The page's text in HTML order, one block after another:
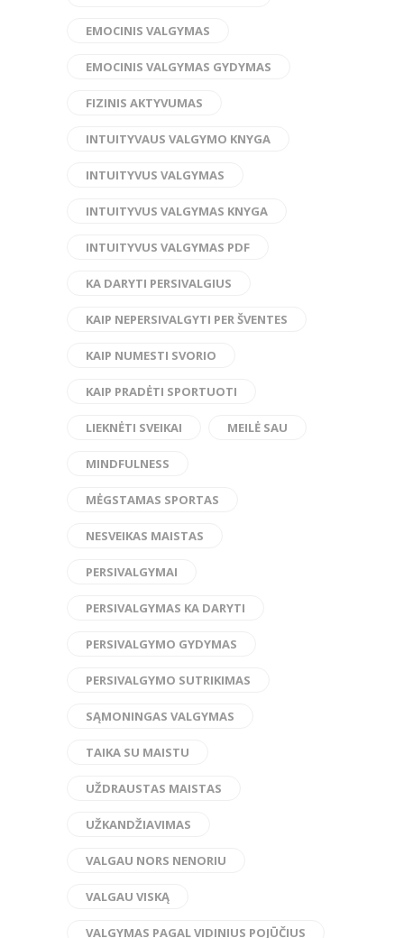
EMOCINIS VALGYMAS
EMOCINIS VALGYMAS GYDYMAS
FIZINIS AKTYVUMAS
INTUITYVAUS VALGYMO KNYGA
INTUITYVUS VALGYMAS
INTUITYVUS VALGYMAS KNYGA
INTUITYVUS VALGYMAS PDF
KA DARYTI PERSIVALGIUS
KAIP NEPERSIVALGYTI PER ŠVENTES
KAIP NUMESTI SVORIO
KAIP PRADĖTI SPORTUOTI
LIEKNĖTI SVEIKAI MEILĖ SAU
MINDFULNESS
MĖGSTAMAS SPORTAS
NESVEIKAS MAISTAS
PERSIVALGYMAI
PERSIVALGYMAS KA DARYTI
PERSIVALGYMO GYDYMAS
PERSIVALGYMO SUTRIKIMAS
SĄMONINGAS VALGYMAS
TAIKA SU MAISTU
UŽDRAUSTAS MAISTAS
UŽKANDŽIAVIMAS
VALGAU NORS NENORIU
VALGAU VISKĄ
VALGYMAS PAGAL VIDINIUS POJŪČIUS